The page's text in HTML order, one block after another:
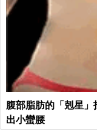
腹部脂肪的「剋星
出小蠻腰